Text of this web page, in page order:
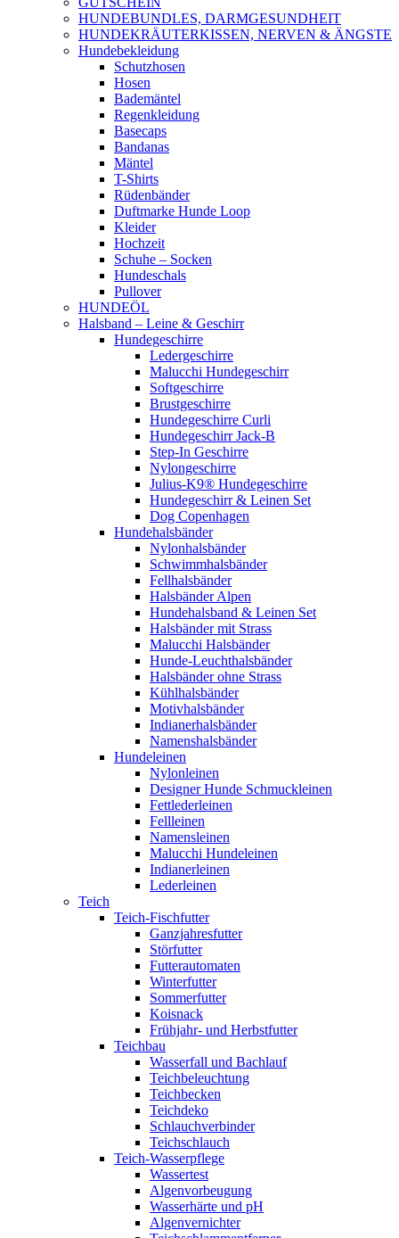
HUNDEBUNDLES, DARMGESUNDHEIT
HUNDEKRÄUTERKISSEN, NERVEN & ÄNGSTE
Hundebekleidung
Schutzhosen
Hosen
Bademäntel
Regenkleidung
Basecaps
Bandanas
Mäntel
T-Shirts
Rüdenbänder
Duftmarke Hunde Loop
Kleider
Hochzeit
Schuhe – Socken
Hundeschals
Pullover
HUNDEÖL
Halsband – Leine & Geschirr
Hundegeschirre
Ledergeschirre
Malucchi Hundegeschirr
Softgeschirre
Brustgeschirre
Hundegeschirre Curli
Hundegeschirr Jack-B
Step-In Geschirre
Nylongeschirre
Julius-K9® Hundegeschirre
Hundegeschirr & Leinen Set
Dog Copenhagen
Hundehalsbänder
Nylonhalsbänder
Schwimmhalsbänder
Fellhalsbänder
Halsbänder Alpen
Hundehalsband & Leinen Set
Halsbänder mit Strass
Malucchi Halsbänder
Hunde-Leuchthalsbänder
Halsbänder ohne Strass
Kühlhalsbänder
Motivhalsbänder
Indianerhalsbänder
Namenshalsbänder
Hundeleinen
Nylonleinen
Designer Hunde Schmuckleinen
Fettlederleinen
Fellleinen
Namensleinen
Malucchi Hundeleinen
Indianerleinen
Lederleinen
Teich
Teich-Fischfutter
Ganzjahresfutter
Störfutter
Futterautomaten
Winterfutter
Sommerfutter
Koisnack
Frühjahr- und Herbstfutter
Teichbau
Wasserfall und Bachlauf
Teichbeleuchtung
Teichbecken
Teichdeko
Schlauchverbinder
Teichschlauch
Teich-Wasserpflege
Wassertest
Algenvorbeugung
Wasserhärte und pH
Algenvernichter